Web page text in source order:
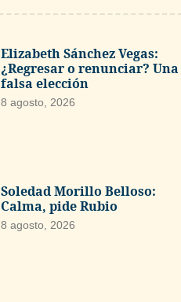
Elizabeth Sánchez Vegas:
¿Regresar o renunciar? Una
falsa elección
8 agosto, 2026
Soledad Morillo Belloso:
Calma, pide Rubio
8 agosto, 2026